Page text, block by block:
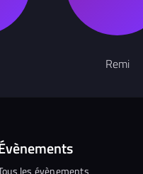
Remi
les évènements